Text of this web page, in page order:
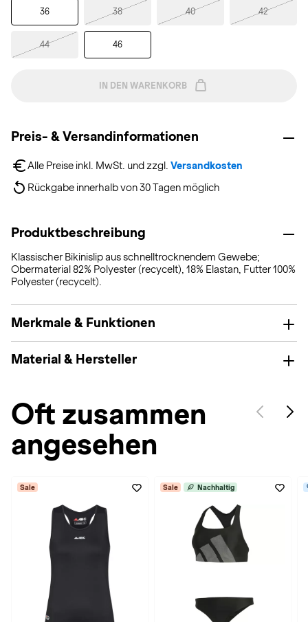
36 38 40 42
44 46
IN DEN WARENKORB
Preis- & Versandinformationen
Alle Preise inkl. MwSt. und zzgl. Versandkosten
Rückgabe innerhalb von 30 Tagen möglich
Produktbeschreibung
Klassischer Bikinislip aus schnelltrocknendem Gewebe;
Obermaterial 82% Polyester (recycelt), 18% Elastan, Futter 100%
Polyester (recycelt).
Merkmale & Funktionen
Material & Hersteller
Oft zusammen
angesehen
Sale Sale Nachhaltig